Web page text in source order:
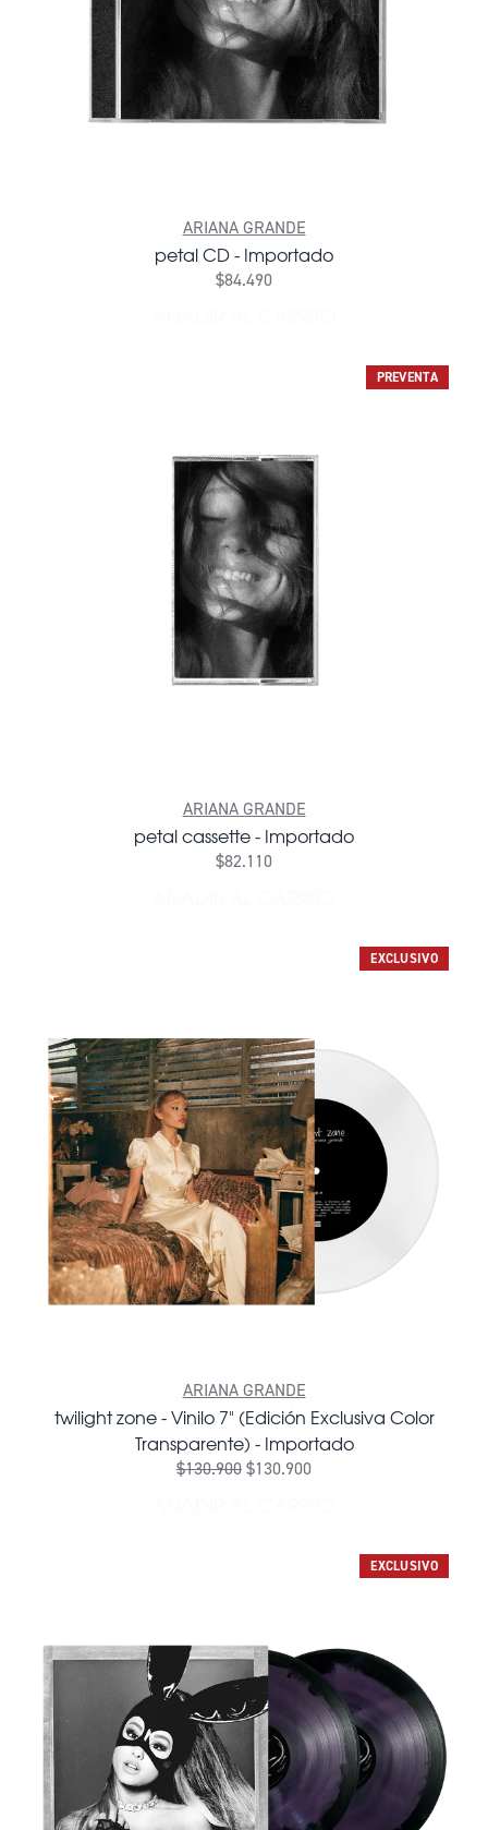
ARIANA GRANDE
petal CD - Importado
$84.490
PREVENTA
ARIANA GRANDE
petal cassette - Importado
$82.110
EXCLUSIVO
ARIANA GRANDE
twilight zone - Vinilo 7" (Edición Exclusiva Color
Transparente) - Importado
$130.900$130.900
EXCLUSIVO